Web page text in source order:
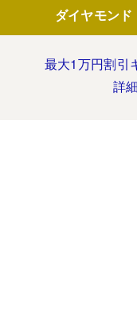
ダイヤモン
最大1万円割引
詳